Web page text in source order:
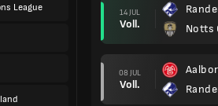
League 14 JUL
Voll.
Notts
08 JUL
Voll.